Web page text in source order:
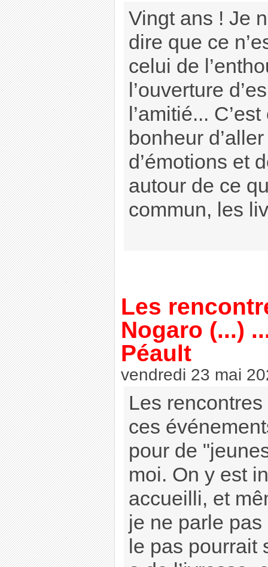
Vingt ans ! Je
dire que ce
celui de
l’ouverture
l’amitié...
bonheur
d’émotions et
autour de ce
commun, les
Les
Nogaro (...)
Péault
vendredi 23 mai
Les
ces
pour de
moi. On y est
accueilli, et
je ne parle
le pas pourrait